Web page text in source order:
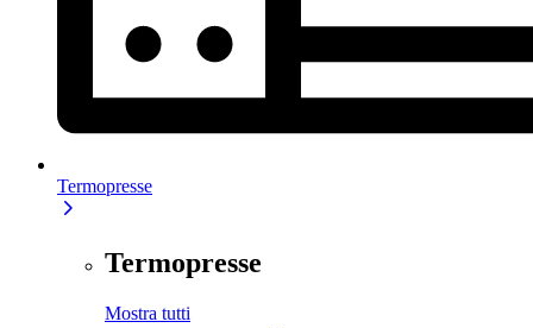
Termopresse
Termopresse
Mostra tutti